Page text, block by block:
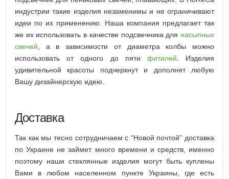
индустрии такие изделия незаменимы и не ограничивают
идеи по их применению. Наша компания предлагает так
же их использовать в качестве подсвечника для насыпных
свечей , а в зависимости от диаметра колбы можно
использовать от одного до пяти фитилей . Изделия
удивительной красоты подчеркнут и дополнят любую
Вашу дизайнерскую идею.
Доставка
Так как мы тесно сотрудничаем с “Новой почтой” доставка
по Украине не займет много времени и средств, именно
поэтому наши стеклянные изделия могут быть куплены
Вами в любом населенном пункте Украины, где есть